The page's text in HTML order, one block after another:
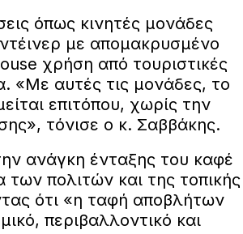
όπως κινητές μονάδες
με απομακρυσμένο
χρήση από τουριστικές
«Με αυτές τις μονάδες, το
επιτόπου, χωρίς την
τόνισε ο κ. Σαββάκης.
ανάγκη ένταξης του καφέ
πολιτών και της τοπικής
ότι «η ταφή αποβλήτων
περιβαλλοντικό και